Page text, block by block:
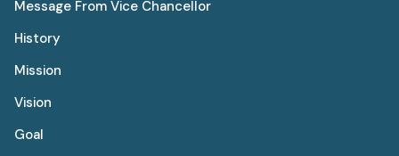
Message From Vice Chancellor
History
Mission
Vision
Goal